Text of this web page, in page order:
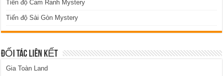
Tiến độ Cam Ranh Mystery
Tiến độ Sài Gòn Mystery
ĐỐI TÁC LIÊN KẾT
Gia Toàn Land